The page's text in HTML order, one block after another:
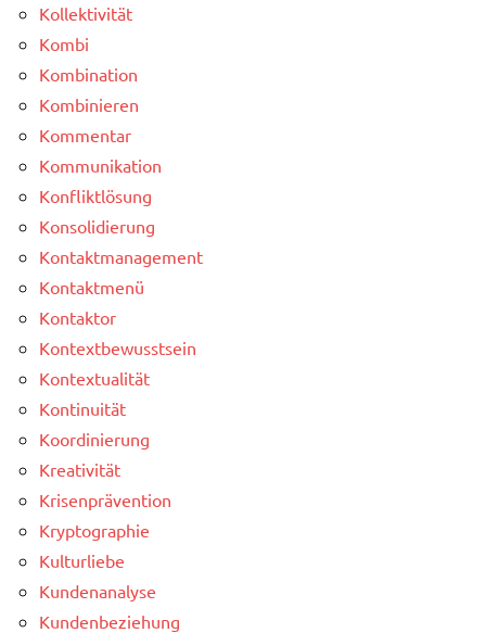
Kollektivität
Kombi
Kombination
Kombinieren
Kommentar
Kommunikation
Konfliktlösung
Konsolidierung
Kontaktmanagement
Kontaktmenü
Kontaktor
Kontextbewusstsein
Kontextualität
Kontinuität
Koordinierung
Kreativität
Krisenprävention
Kryptographie
Kulturliebe
Kundenanalyse
Kundenbeziehung